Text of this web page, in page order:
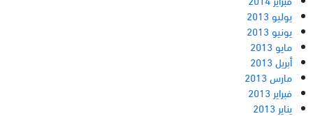
يوليو 2013
يونيو 2013
مايو 2013
أبريل 2013
مارس 2013
فبراير 2013
يناير 2013